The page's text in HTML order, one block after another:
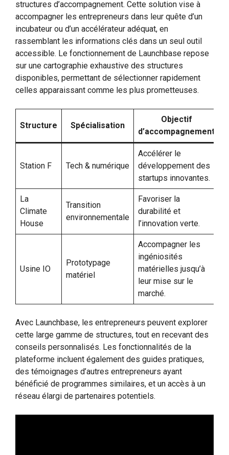
structures d’accompagnement. Cette solution vise à
accompagner les entrepreneurs dans leur quête d’un
incubateur ou d’un accélérateur adéquat, en
rassemblant les informations clés dans un seul outil
accessible. Le fonctionnement de Launchbase repose
sur une cartographie exhaustive des structures
disponibles, permettant de sélectionner rapidement
celles apparaissant comme les plus prometteuses.
Structure Spécialisation
Objectif
d’accompagnement
Station F Tech & numérique
Accélérer le
développement des
startups innovantes.
La
Climate
House
Transition
environnementale
Favoriser la
durabilité et
l’innovation verte.
Usine IO
Prototypage
matériel
Accompagner les
ingéniosités
matérielles jusqu’à
leur mise sur le
marché.
Avec Launchbase, les entrepreneurs peuvent explorer
cette large gamme de structures, tout en recevant des
conseils personnalisés. Les fonctionnalités de la
plateforme incluent également des guides pratiques,
des témoignages d’autres entrepreneurs ayant
bénéficié de programmes similaires, et un accès à un
réseau élargi de partenaires potentiels.